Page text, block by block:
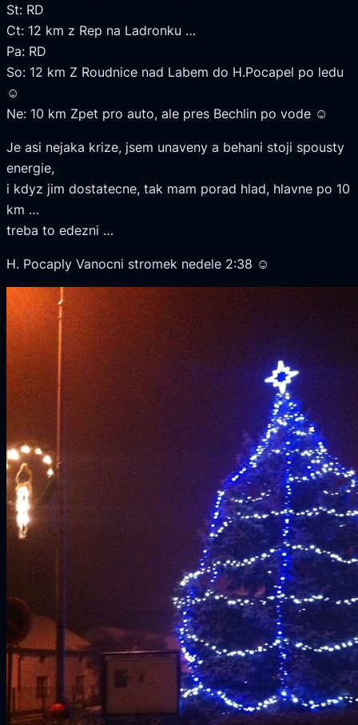
St: RD
Ct: 12 km z Rep na Ladronku …
Pa: RD
So: 12 km Z Roudnice nad Labem do H.Pocapel po ledu
☺
Ne: 10 km Zpet pro auto, ale pres Bechlin po vode ☺
Je asi nejaka krize, jsem unaveny a behani stoji spousty
energie,
i kdyz jim dostatecne, tak mam porad hlad, hlavne po 10
km …
treba to edezni …
H. Pocaply Vanocni stromek nedele 2:38 ☺